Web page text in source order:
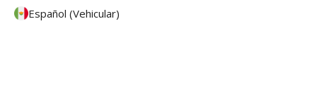
Español (Vehicular)